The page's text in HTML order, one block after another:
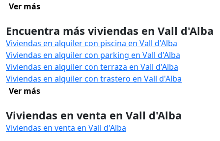
Ver más
Encuentra más viviendas en Vall d'Alba
Viviendas en alquiler con piscina en Vall d'Alba
Viviendas en alquiler con parking en Vall d'Alba
Viviendas en alquiler con terraza en Vall d'Alba
Viviendas en alquiler con trastero en Vall d'Alba
Ver más
Viviendas en venta en Vall d'Alba
Viviendas en venta en Vall d'Alba